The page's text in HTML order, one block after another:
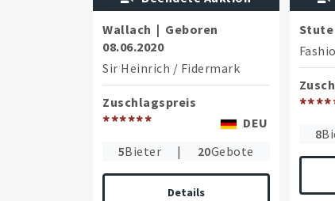
Wallach | Geboren
08.06.2020
Sir Heinrich / Fidermark
Zuschlagspreis
******
DEU
5Bieter | 20Gebote
Details
Stute
8